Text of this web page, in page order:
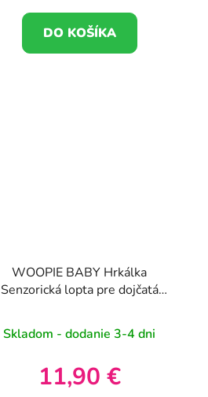
DO KOŠÍKA
WOOPIE BABY Hrkálka
Senzorická lopta pre dojčatá
Skladom - dodanie 3-4 dni
11,90 €